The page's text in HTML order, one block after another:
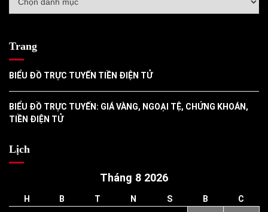
mục
Trang
BIỂU ĐỒ TRỰC TUYẾN TIỀN ĐIỆN TỬ
BIỂU ĐỒ TRỰC TUYẾN: GIÁ VÀNG, NGOẠI TỆ, CHỨNG KHOÁN,
TIỀN ĐIỆN TỬ
Lịch
Tháng 8 2026
H B T N S B C